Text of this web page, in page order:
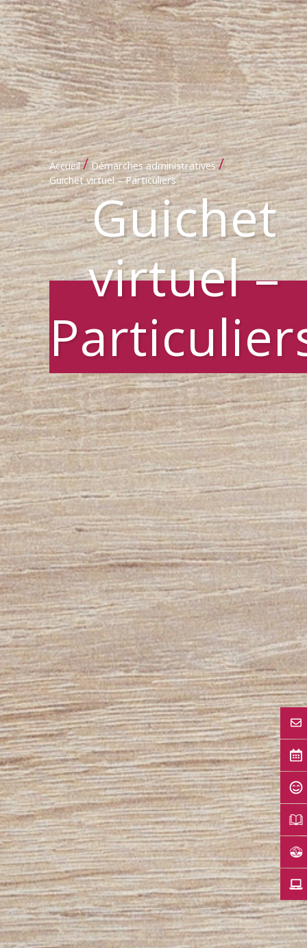
Accueil / Démarches administratives /
Guichet virtuel – Particuliers
Guichet
virtuel –